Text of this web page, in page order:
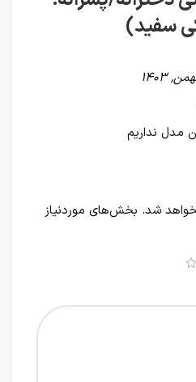
سفید)
مدل نداریم
شد. بخش‌های موردنیاز